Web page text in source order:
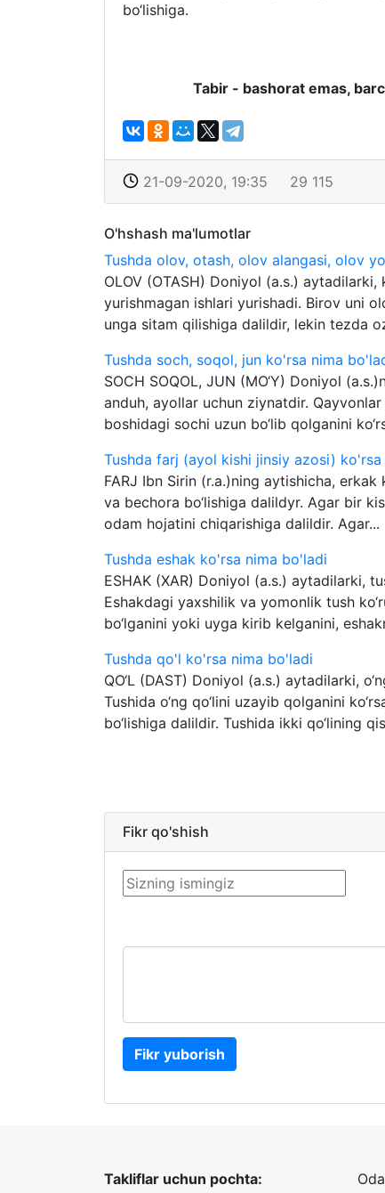
bo‘lishiga.
Tabir - bashorat emas,
21-09-2020, 19:35 29 115
O'hshash ma'lumotlar
Tushda olov, otash, olov alangasi, olov
OLOV (OTASH) Doniyol (a.s.)
yurishmagan ishlari yurishadi. Birov uni
unga sitam qilishiga dalildir, lekin tezda
Tushda soch, soqol, jun ko'rsa nima
SOCH SOQOL, JUN (MO‘Y) Doniyol
anduh, ayollar uchun ziynatdir.
boshidagi sochi uzun bo‘lib qolganini
Tushda farj (ayol kishi jinsiy azosi)
FARJ Ibn Sirin (r.a.)ning aytishicha,
va bechora bo‘lishiga dalildyr. Agar bir
odam hojatini chiqarishiga dalildir. Agar...
Tushda eshak ko'rsa nima bo'ladi
ESHAK (XAR) Doniyol (a.s.) aytadilarki,
Eshakdagi yaxshilik va yomonlik tush
bo‘lganini yoki uyga kirib kelganini,
Tushda qo'l ko'rsa nima bo'ladi
QO‘L (DAST) Doniyol (a.s.) aytadilarki,
Tushida o‘ng qo‘lini uzayib qolganini
bo‘lishiga dalildir. Tushida ikki qo‘lining
Fikr qo'shish
Fikr yuborish
Takliflar uchun pochta: